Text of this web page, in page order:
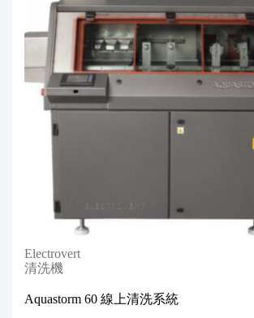
Electrovert
清洗機
Aquastorm 60 線上清洗系統